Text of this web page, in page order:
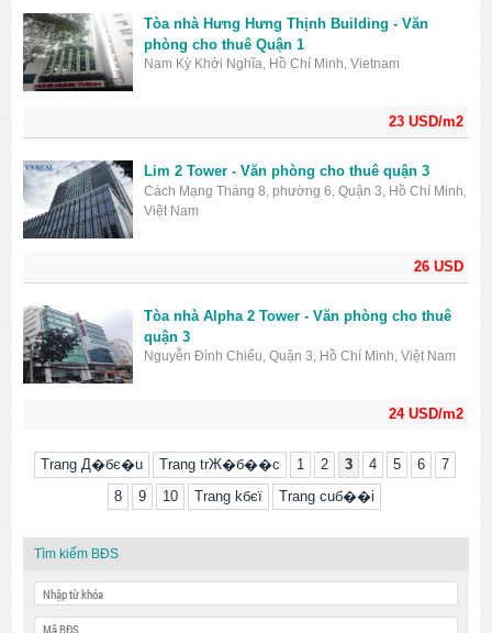
23 USD/m2
Tòa nhà Hưng Hưng Thịnh Building - Văn
phòng cho thuê Quận 1
Nam Kỳ Khởi Nghĩa, Hồ Chí Minh, Vietnam
26 USD
Lim 2 Tower - Văn phòng cho thuê quận 3
Cách Mạng Tháng 8, phường 6, Quận 3, Hồ Chí Minh,
Việt Nam
24 USD/m2
Tòa nhà Alpha 2 Tower - Văn phòng cho thuê
quận 3
Nguyễn Đình Chiểu, Quận 3, Hồ Chí Minh, Việt Nam
Trang Д�бє�u Trang trЖ�б��c 1 2 3 4 5 6
7
8
9 10 Trang kбєї Trang cuб��i
Tìm kiếm BĐS